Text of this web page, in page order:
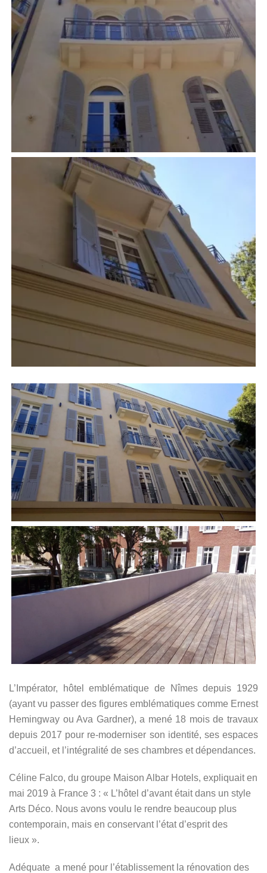
L’Impérator, hôtel emblématique de Nîmes depuis 1929
(ayant vu passer des figures emblématiques comme Ernest
Hemingway ou Ava Gardner), a mené 18 mois de travaux
depuis 2017 pour re-moderniser son identité, ses espaces
d’accueil, et l’intégralité de ses chambres et dépendances.
Céline Falco, du groupe Maison Albar Hotels, expliquait en
mai 2019 à France 3 : « L’hôtel d’avant était dans un style
Arts Déco. Nous avons voulu le rendre beaucoup plus
contemporain, mais en conservant l’état d’esprit des
lieux ».
Adéquate a mené pour l’établissement la rénovation des